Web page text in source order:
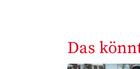
Das